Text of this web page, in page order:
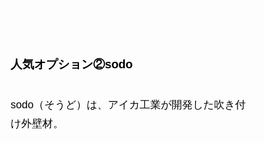
人気オプション②sodo
sodo（そうど）は、アイカ工業が開発した吹き付
け外壁材。